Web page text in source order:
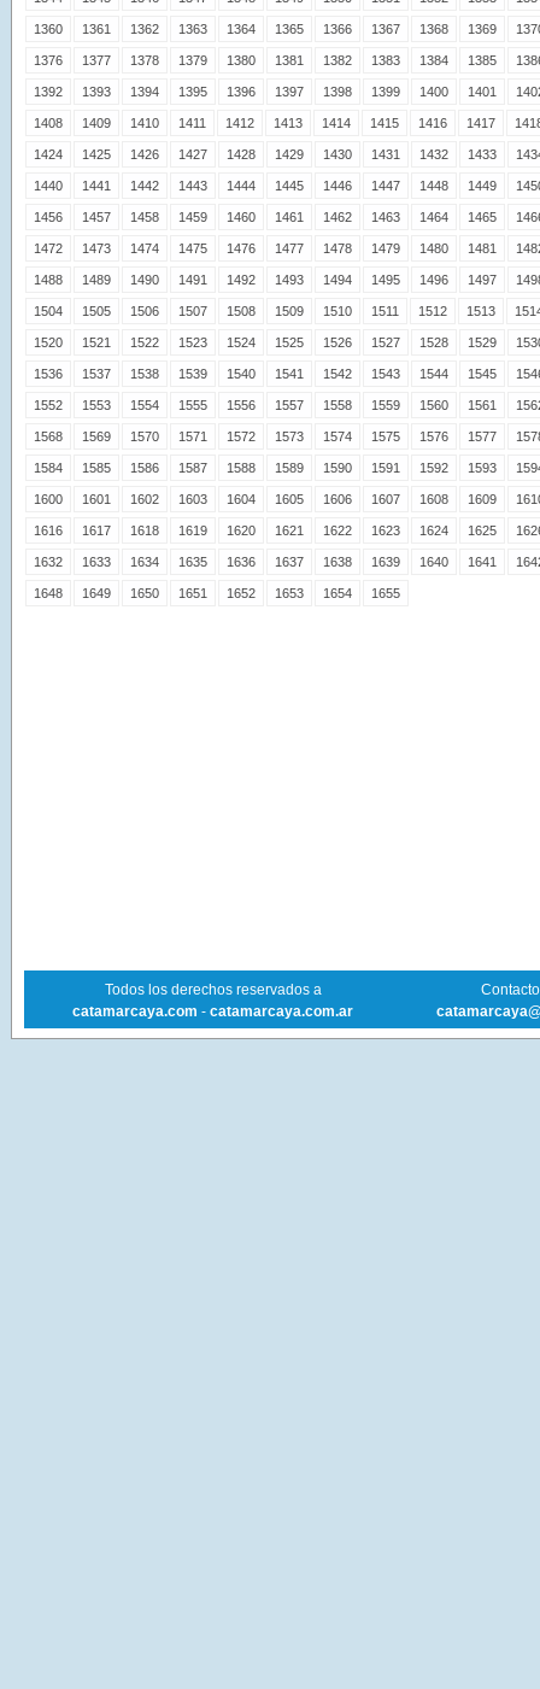
1360 1361 1362 1363 1364 1365 1366 1367 1368 1369
1376 1377 1378 1379 1380 1381 1382 1383 1384 1385
1392 1393 1394 1395 1396 1397 1398 1399 1400 1401
1408 1409 1410 1411 1412 1413 1414 1415 1416 1417
1424 1425 1426 1427 1428 1429 1430 1431 1432 1433
1440 1441 1442 1443 1444 1445 1446 1447 1448 1449
1456 1457 1458 1459 1460 1461 1462 1463 1464 1465
1472 1473 1474 1475 1476 1477 1478 1479 1480 1481
1488 1489 1490 1491 1492 1493 1494 1495 1496 1497
1504 1505 1506 1507 1508 1509 1510 1511 1512 1513
1520 1521 1522 1523 1524 1525 1526 1527 1528 1529
1536 1537 1538 1539 1540 1541 1542 1543 1544 1545
1552 1553 1554 1555 1556 1557 1558 1559 1560 1561
1568 1569 1570 1571 1572 1573 1574 1575 1576 1577
1584 1585 1586 1587 1588 1589 1590 1591 1592 1593
1600 1601 1602 1603 1604 1605 1606 1607 1608 1609
1616 1617 1618 1619 1620 1621 1622 1623 1624 1625
1632 1633 1634 1635 1636 1637 1638 1639 1640 1641
1648 1649 1650 1651 1652 1653 1654 1655
Todos los derechos reservados a
catamarcaya.com - catamarcaya.com.ar